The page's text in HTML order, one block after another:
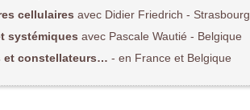
cellulaires avec Didier Friedrich - Strasbourg
systémiques avec Pascale Wautié - Belgique
et constellateurs… - en France et Belgique